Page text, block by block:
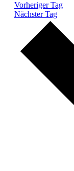
Vorheriger Tag
Nächster Tag